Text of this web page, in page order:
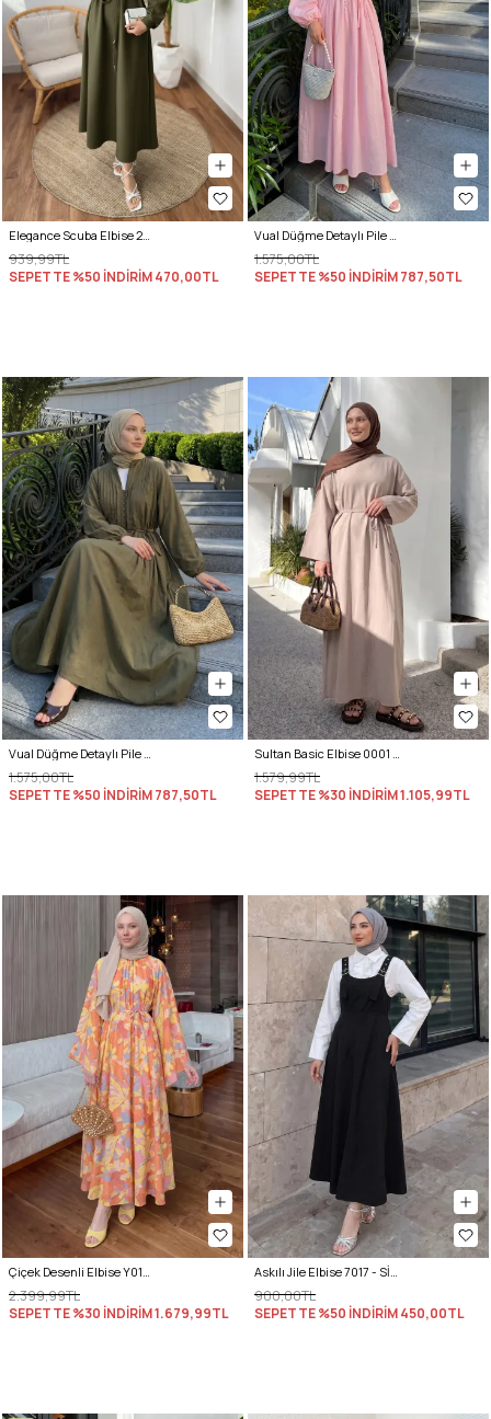
Elegance Scuba Elbise 2211 - HAKİ
939,99TL
SEPETTE %50 İNDİRİM470,00TL
Vual Düğme Detaylı Pile Elbise 5007 - PEMBE
1.575,00TL
SEPETTE %50 İNDİRİM787,50TL
Vual Düğme Detaylı Pile Elbise 5007 - KOYU HAKİ
1.575,00TL
SEPETTE %50 İNDİRİM787,50TL
Sultan Basic Elbise 0001 - TAŞ RENGİ
1.579,99TL
SEPETTE %30 İNDİRİM1.105,99TL
Çiçek Desenli Elbise Y0165 - TURUNCU
2.399,99TL
SEPETTE %30 İNDİRİM1.679,99TL
Askılı Jile Elbise 7017 - SİYAH
900,00TL
SEPETTE %50 İNDİRİM450,00TL